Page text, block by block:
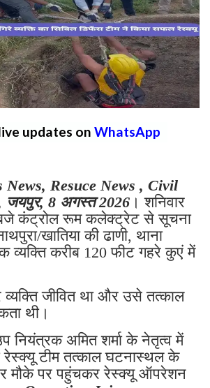
updates on WhatsApp
News, Resuce News , Civil
जयपुर, 8 अगस्त 2026 । शनिवार
बजे कंट्रोल रूम कलेक्ट्रेट से सूचना
खातिया की ढाणी, थाना
व्यक्ति करीब 120 फीट गहरे कुएं में
जीवित था और उसे तत्काल
थी।
नियंत्रक अमित शर्मा के नेतृत्व में
रेस्क्यू टीम तत्काल घटनास्थल के
मौके पर पहुंचकर रेस्क्यू ऑपरेशन